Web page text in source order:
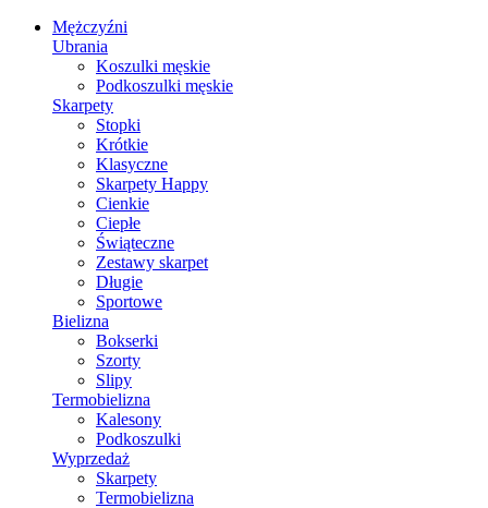
Mężczyźni
Ubrania
Koszulki męskie
Podkoszulki męskie
Skarpety
Stopki
Krótkie
Klasyczne
Skarpety Happy
Cienkie
Ciepłe
Świąteczne
Zestawy skarpet
Długie
Sportowe
Bielizna
Bokserki
Szorty
Slipy
Termobielizna
Kalesony
Podkoszulki
Wyprzedaż
Skarpety
Termobielizna